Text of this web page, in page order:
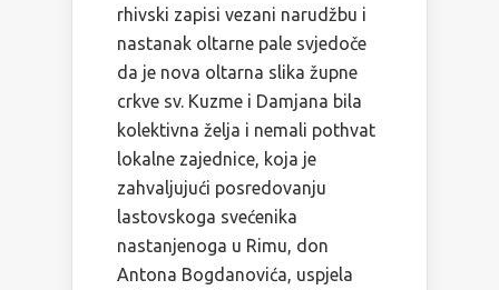
rhivski zapisi vezani narudžbu i
nastanak oltarne pale svjedoče
da je nova oltarna slika župne
crkve sv. Kuzme i Damjana bila
kolektivna želja i nemali pothvat
lokalne zajednice, koja je
zahvaljujući posredovanju
lastovskoga svećenika
nastanjenoga u Rimu, don
Antona Bogdanovića, uspjela